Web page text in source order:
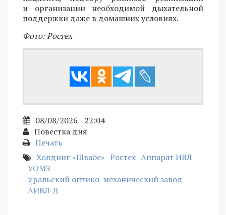
и организации необходимой дыхательной
поддержки даже в домашних условиях.
Фото: Ростех
08/08/2026 - 22:04
Повестка дня
Печать
Холдинг «Швабе» Ростех Аппарат ИВЛ
УОМЗ
Уральский оптико-механический завод
АИВЛ-Д